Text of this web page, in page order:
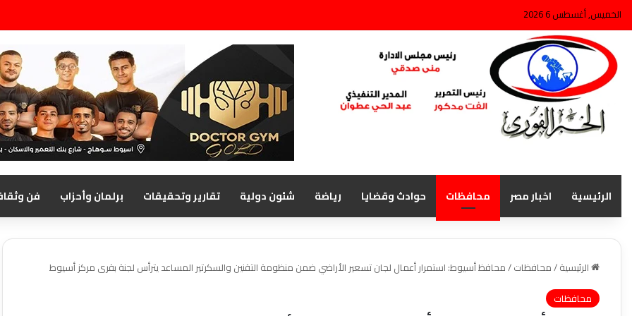
الخميس, أغسطس 6 2026
الرئيسية اخبار مصر محافظات حوادث وقضايا رياضة شئون دولية تقارير وتحقيقات برلمان وأحزاب فن
الرئيسية/محافظات/محافظ أسيوط: استمرار أعمال لجان تسعير الأراضي ضمن منظومة التقنين والسكرتير المساعد يترأس لجنة بقرى مركز أسيوط
محافظات